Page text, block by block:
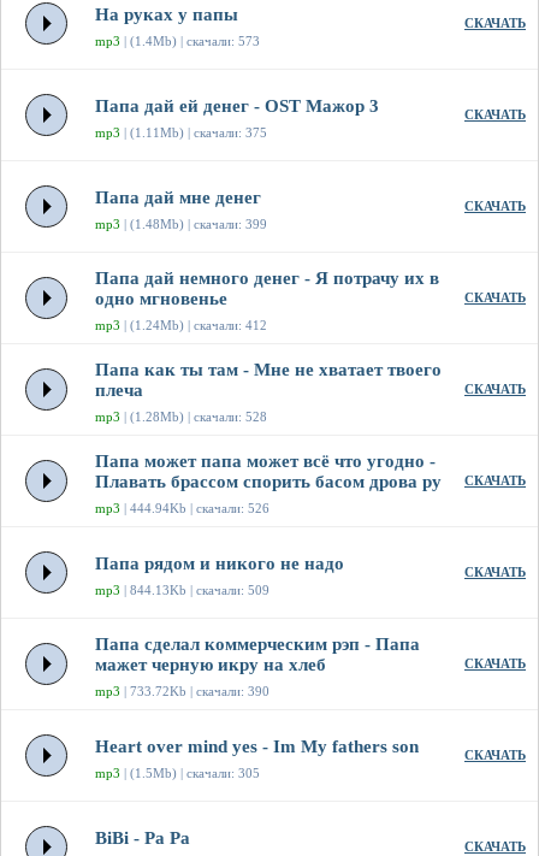
На руках у папы
mp3 | (1.4Mb) | скачали: 573
СКАЧАТЬ
Папа дай ей денег - OST Мажор 3
mp3 | (1.11Mb) | скачали: 375
СКАЧАТЬ
Папа дай мне денег
mp3 | (1.48Mb) | скачали: 399
СКАЧАТЬ
Папа дай немного денег - Я потрачу их в
одно мгновенье
mp3 | (1.24Mb) | скачали: 412
СКАЧАТЬ
Папа как ты там - Мне не хватает твоего
плеча
mp3 | (1.28Mb) | скачали: 528
СКАЧАТЬ
Папа может папа может всё что угодно -
Плавать брассом спорить басом дрова ру
mp3 | 444.94Kb | скачали: 526
СКАЧАТЬ
Папа рядом и никого не надо
mp3 | 844.13Kb | скачали: 509
СКАЧАТЬ
Папа сделал коммерческим рэп - Папа
мажет черную икру на хлеб
mp3 | 733.72Kb | скачали: 390
СКАЧАТЬ
Heart over mind yes - Im My fathers son
mp3 | (1.5Mb) | скачали: 305
СКАЧАТЬ
BiBi - Pa Pa СКАЧАТЬ